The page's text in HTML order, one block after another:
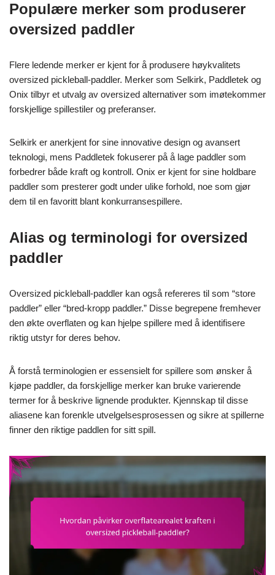
Populære merker som produserer
oversized paddler
Flere ledende merker er kjent for å produsere høykvalitets
oversized pickleball-paddler. Merker som Selkirk, Paddletek og
Onix tilbyr et utvalg av oversized alternativer som imøtekommer
forskjellige spillestiler og preferanser.
Selkirk er anerkjent for sine innovative design og avansert
teknologi, mens Paddletek fokuserer på å lage paddler som
forbedrer både kraft og kontroll. Onix er kjent for sine holdbare
paddler som presterer godt under ulike forhold, noe som gjør
dem til en favoritt blant konkurransespillere.
Alias og terminologi for oversized
paddler
Oversized pickleball-paddler kan også refereres til som “store
paddler” eller “bred-kropp paddler.” Disse begrepene fremhever
den økte overflaten og kan hjelpe spillere med å identifisere
riktig utstyr for deres behov.
Å forstå terminologien er essensielt for spillere som ønsker å
kjøpe paddler, da forskjellige merker kan bruke varierende
termer for å beskrive lignende produkter. Kjennskap til disse
aliasene kan forenkle utvelgelsesprosessen og sikre at spillerne
finner den riktige paddlen for sitt spill.